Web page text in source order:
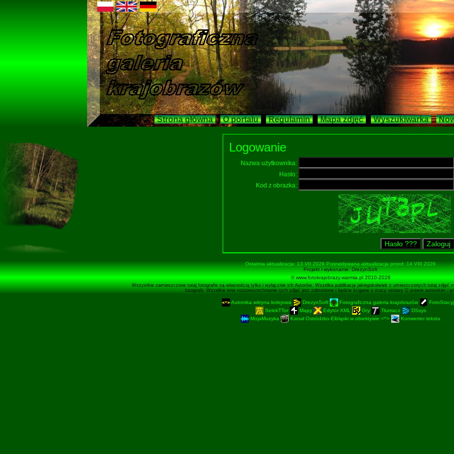
Strona główna O portalu Regulamin Mapa zdjęć Wyszukiwarka
Logowanie
Nazwa użytkownika:
Hasło:
Kod z obrazka:
Ostatnia aktualizacja: 13 VII 2026 Przewidywana aktualizacja przed: 14 VIII 2026
Projekt i wykonanie:DrezynSoft
© www.fotokrajobrazy.warmia.pl 2010-2026
Wszystkie zamieszczone tutaj fotografie są własnością tylko i wyłącznie ich Autorów. Wszelka publikacja jakiegokolwiek z umieszczonych tutaj zdjęć
fotografii. Wszelkie inne rozpowszechnianie tych zdjęć jest zabronione i będzie ścigane z mocy ustawy O prawie autorskim i
Autorska witryna kolejowa DrezynSoft Fotograficzna galeria krajobrazów
SelekTTor
Mapy Edytor XML Gry Tłumacz
DSsys
MojaMuzyka
Kanał Ostródzko-Elbląski w obiektywie <^> Konwerter tekstu